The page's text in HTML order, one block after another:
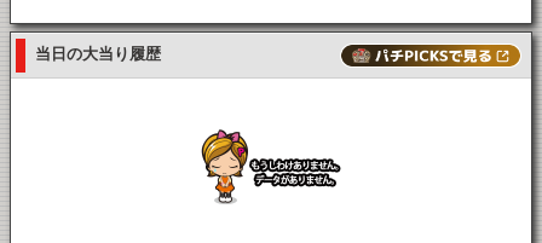
当日の大当り履歴